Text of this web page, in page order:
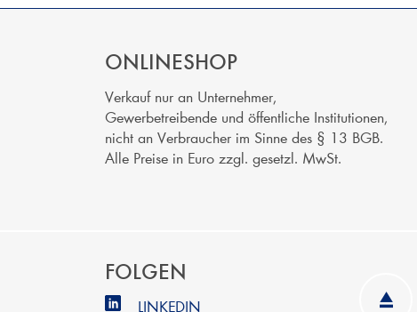
ONLINESHOP
Verkauf nur an Unternehmer,
Gewerbetreibende und öffentliche Institutionen,
nicht an Verbraucher im Sinne des § 13 BGB.
Alle Preise in Euro zzgl. gesetzl. MwSt.
FOLGEN
LINKEDIN